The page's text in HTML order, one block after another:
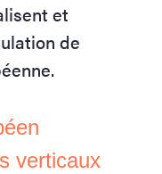
et
de
verticaux